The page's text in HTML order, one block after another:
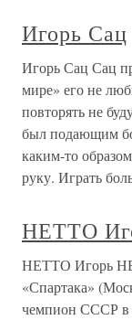
Игорь Сац
Игорь Сац Сац
мире» его не
повторять не
был подающим
каким-то
руку. Играть
НЕТТО
НЕТТО Игорь
«Спартака»
чемпион СССР в